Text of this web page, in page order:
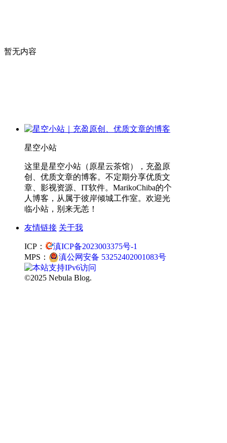
暂无内容
星空小站
这里是星空小站（原星云茶馆），充盈原
创、优质文章的博客。不定期分享优质文
章、影视资源、IT软件。MarikoChiba的个
人博客，从属于彼岸倾城工作室。欢迎光
临小站，别来无恙！
友情链接 关于我
ICP：
滇ICP备2023003375号-1
MPS：
滇公网安备 53252402001083号
©2025 Nebula Blog.